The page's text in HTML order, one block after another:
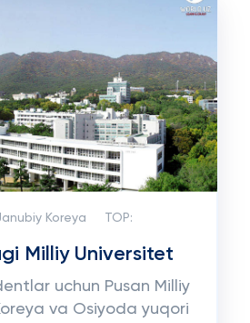
Koreya TOP:
Milliy Universitet
uchun Pusan Milliy
va Osiyoda yuqori